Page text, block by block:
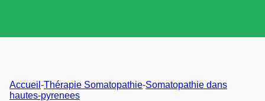
Accueil -Thérapie Somatopathie-Somatopathie dans
hautes-pyrenees